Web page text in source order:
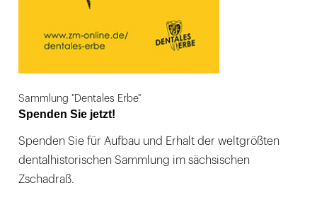
Sammlung "Dentales Erbe"
Spenden Sie jetzt!
Spenden Sie für Aufbau und Erhalt der weltgrößten
dentalhistorischen Sammlung im sächsischen
Zschadraß.